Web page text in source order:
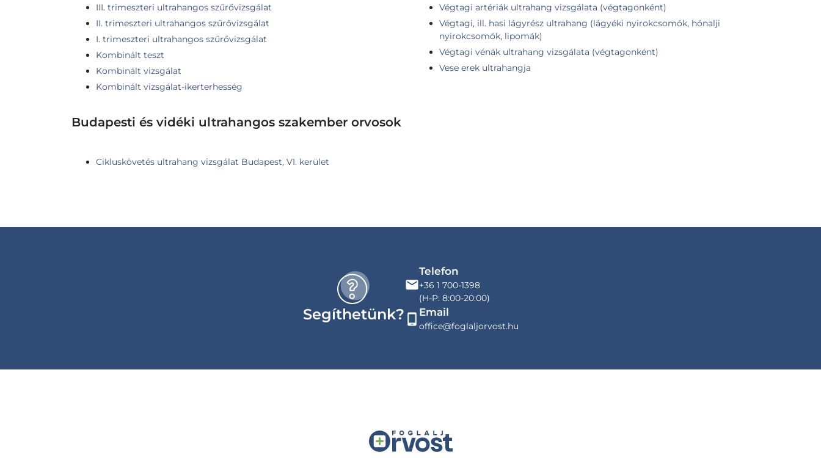
III. trimeszteri ultrahangos szűrővizsgálat
II. trimeszteri ultrahangos szűrővizsgálat
I. trimeszteri ultrahangos szűrővizsgálat
Kombinált teszt
Kombinált vizsgálat
Kombinált vizsgálat-ikerterhesség
Végtagi artériák ultrahang vizsgálata (végtagonként)
Végtagi, ill. hasi lágyrész ultrahang (lágyéki nyirokcsomók, hónalji
nyirokcsomók, lipomák)
Végtagi vénák ultrahang vizsgálata (végtagonként)
Vese erek ultrahangja
Budapesti és vidéki ultrahangos szakember orvosok
Cikluskövetés ultrahang vizsgálat Budapest, VI. kerület
Segíthetünk?
Telefon
+36 1 700-1398
(H-P: 8:00-20:00)
Email
office@foglaljorvost.hu